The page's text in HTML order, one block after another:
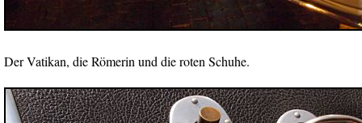
Der Vatikan, die Römerin und die roten Schuhe.